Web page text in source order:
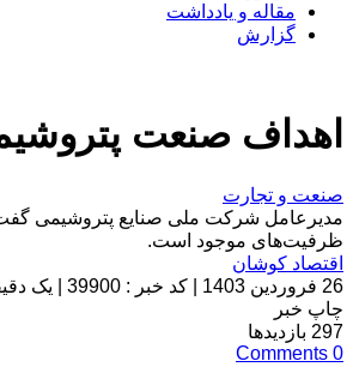
مقاله و یادداشت
گزارش
اهداف صنعت پتروشیمی در
صنعت و تجارت
ظرفیت‌های موجود است.
اقتصاد کوشان
26 فروردین 1403
کد خبر : 39900
یک
چاپ خبر
297 بازدیدها
0
Comments